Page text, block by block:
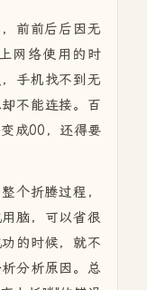
前前后后因无
网络使用的时
手机找不到无
不能连接。百
成00，还得要
个折腾过程，
脑，可以省很
的时候，就不
分析原因。总